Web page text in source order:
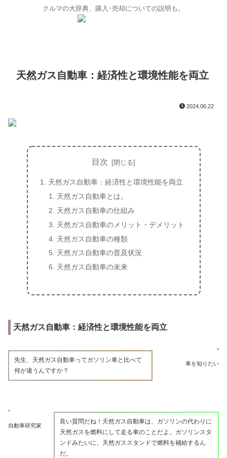
クルマの大辞典、購入･売却についての説明も。
天然ガス自動車：経済性と環境性能を両立
2024.06.22
目次
天然ガス自動車：経済性と環境性能を両立
天然ガス自動車とは。
天然ガス自動車の仕組み
天然ガス自動車のメリット・デメリット
天然ガス自動車の種類
天然ガス自動車の普及状況
天然ガス自動車の未来
天然ガス自動車：経済性と環境性能を両立
車を知りたい
先生、天然ガス自動車ってガソリン車と比べて
何が違うんですか？
自動車研究家
良い質問だね！天然ガス自動車は、ガソリンの代わりに
天然ガスを燃料にして走る車のことだよ。ガソリンスタ
ンドみたいに、天然ガススタンドで燃料を補給するん
だ。